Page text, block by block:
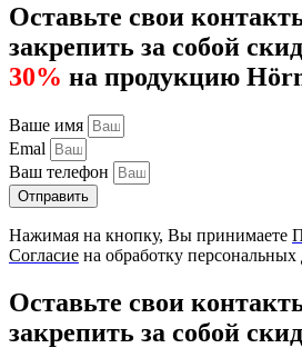
Оставьте свои
закрепить за собой
30% на продукцию
Ваше имя
Emal
Ваш телефон
Отправить
Нажимая на кнопку, Вы принимаете
Согласие на обработку
Оставьте свои
закрепить за собой